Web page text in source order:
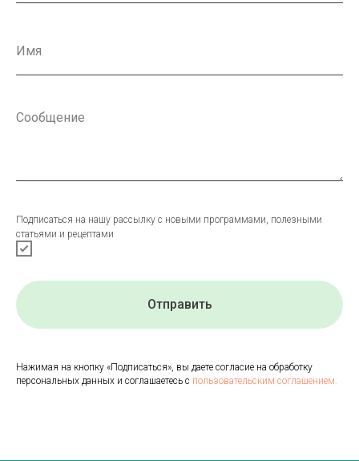
Подписаться на нашу рассылку с новыми программами, полезными
статьями и рецептами
Отправить
Нажимая на кнопку «Подписаться», вы даете согласие на обработку
персональных данных и соглашаетесь с пользовательским соглашением.